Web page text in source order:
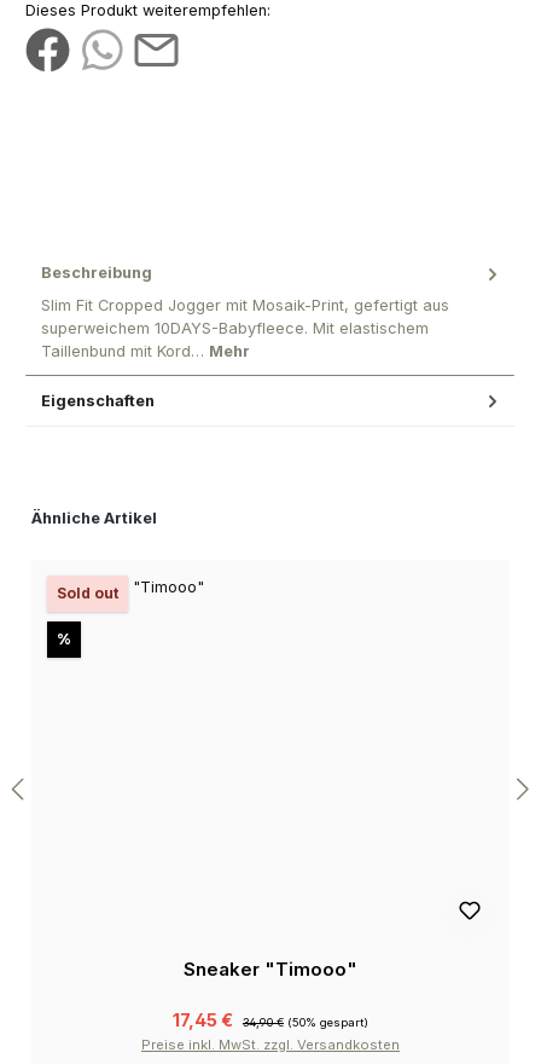
Dieses Produkt weiterempfehlen:
Beschreibung
Slim Fit Cropped Jogger mit Mosaik-Print, gefertigt aus
superweichem 10DAYS-Babyfleece. Mit elastischem
Taillenbund mit Kord… Mehr
Eigenschaften
Produktgalerie überspringen
Ähnliche Artikel
Sold out
%Rabatt
Sneaker "Timooo"
17,45 € 34,90 € (50% gespart)
Preise inkl. MwSt. zzgl. Versandkosten